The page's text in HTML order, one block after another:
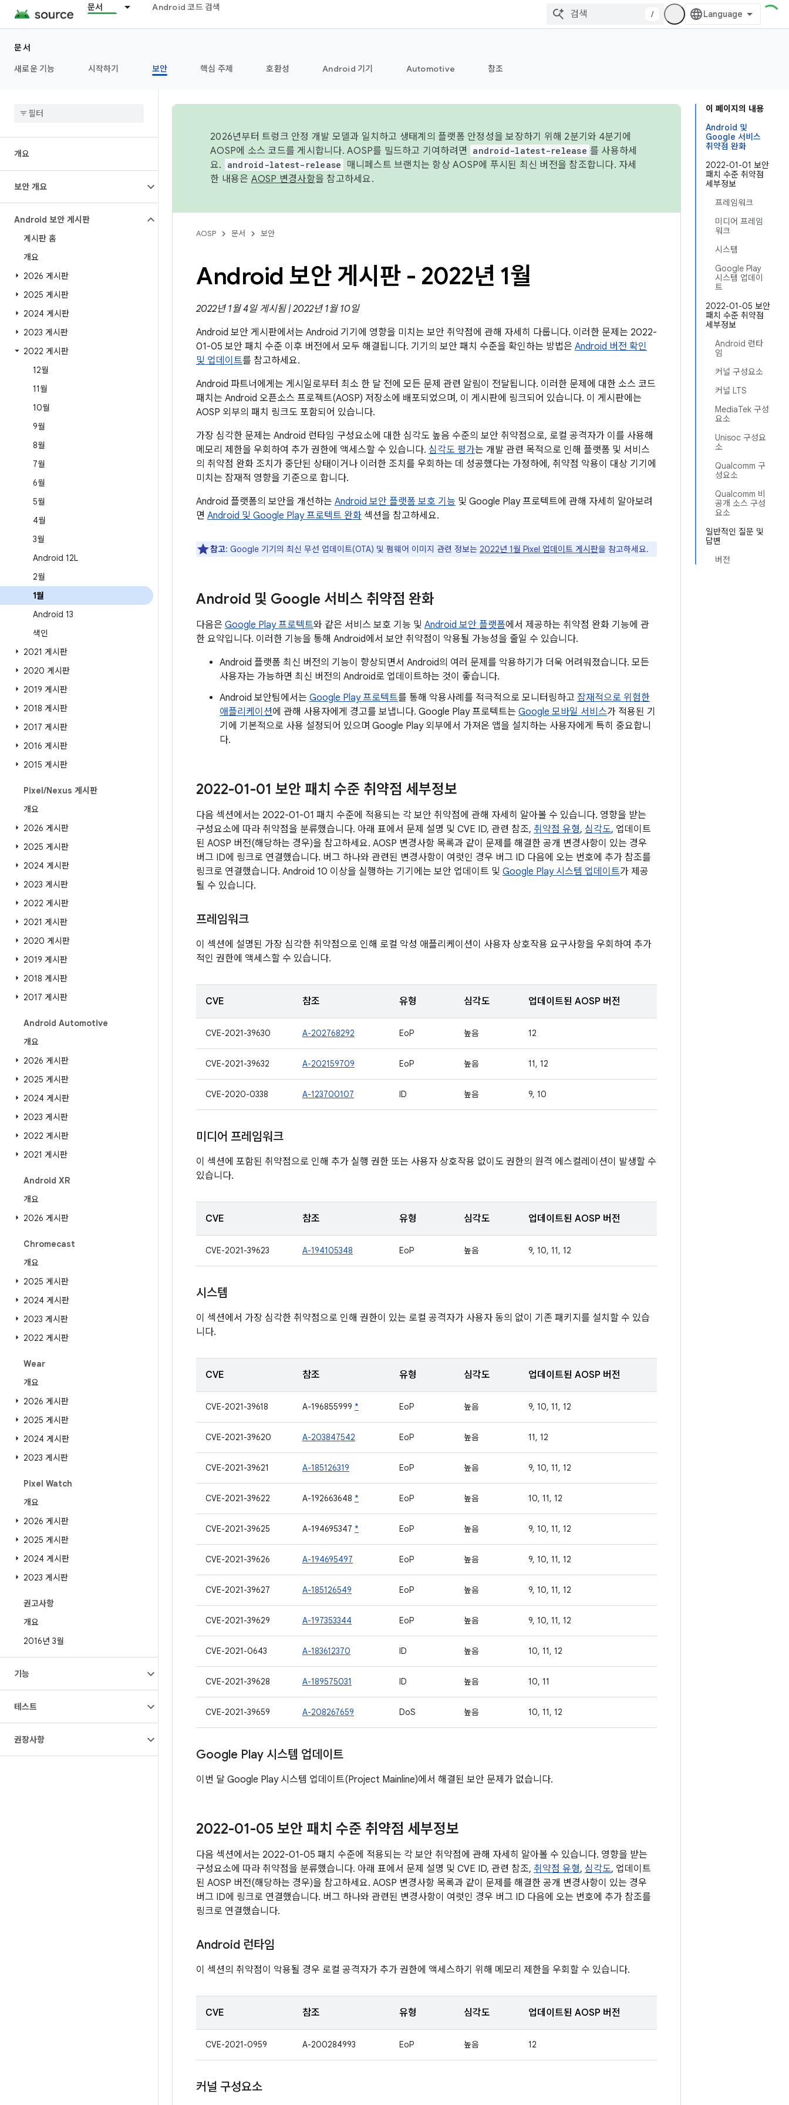
문서 Android 코드 검색
/
문서
새로운 기능
시작하기 보안 핵심 주제 호환성 Android 기기 Automotive 참조
개요
보안 개요
Android 보안 게시판
게시판 홈
개요
2026 게시판
2025 게시판
2024 게시판
2023 게시판
2022 게시판
12월
11월
10월
9월
8월
7월
6월
5월
4월
3월
Android 12L
2월
1월
Android 13
색인
2021 게시판
2020 게시판
2019 게시판
2018 게시판
2017 게시판
2016 게시판
2015 게시판
Pixel/Nexus 게시판
개요
2026 게시판
2025 게시판
2024 게시판
2023 게시판
2022 게시판
2021 게시판
2020 게시판
2019 게시판
2018 게시판
2017 게시판
Android Automotive
개요
2026 게시판
2025 게시판
2024 게시판
2023 게시판
2022 게시판
2021 게시판
Android XR
개요
2026 게시판
Chromecast
개요
2025 게시판
2024 게시판
2023 게시판
2022 게시판
Wear
개요
2026 게시판
2025 게시판
2024 게시판
2023 게시판
Pixel Watch
개요
2026 게시판
2025 게시판
2024 게시판
2023 게시판
권고사항
개요
2016년 3월
기능
테스트
권장사항
이 페이지의 내용
Android 및
Google 서비스
취약점 완화
2022-01-01 보안
패치 수준 취약점
세부정보
프레임워크
미디어 프레임
워크
시스템
Google Play
시스템 업데이
트
2022-01-05 보안
패치 수준 취약점
세부정보
Android 런타
임
커널 구성요소
커널 LTS
MediaTek 구성
요소
Unisoc 구성요
소
Qualcomm 구
성요소
Qualcomm 비
공개 소스 구성
요소
일반적인 질문 및
답변
버전
2026년부터 트렁크 안정 개발 모델과 일치하고 생태계의 플랫폼 안정성을 보장하기 위해 2분기와 4분기에
AOSP에 소스 코드를 게시합니다. AOSP를 빌드하고 기여하려면
android-latest-release 를 사용하세
요.
android-latest-release
매니페스트 브랜치는 항상 AOSP에 푸시된 최신 버전을 참조합니다. 자세
한 내용은 AOSP 변경사항을 참고하세요.
AOSP 문서 보안
Android 보안 게시판 - 2022년 1월
2022년 1월 4일 게시됨 | 2022년 1월 10일
Android 보안 게시판에서는 Android 기기에 영향을 미치는 보안 취약점에 관해 자세히 다룹니다. 이러한 문제는 2022-
01-05 보안 패치 수준 이후 버전에서 모두 해결됩니다. 기기의 보안 패치 수준을 확인하는 방법은 Android 버전 확인
및 업데이트를 참고하세요.
Android 파트너에게는 게시일로부터 최소 한 달 전에 모든 문제 관련 알림이 전달됩니다. 이러한 문제에 대한 소스 코드
패치는 Android 오픈소스 프로젝트(AOSP) 저장소에 배포되었으며, 이 게시판에 링크되어 있습니다. 이 게시판에는
AOSP 외부의 패치 링크도 포함되어 있습니다.
가장 심각한 문제는 Android 런타임 구성요소에 대한 심각도 높음 수준의 보안 취약점으로, 로컬 공격자가 이를 사용해
메모리 제한을 우회하여 추가 권한에 액세스할 수 있습니다. 심각도 평가는 개발 관련 목적으로 인해 플랫폼 및 서비스
의 취약점 완화 조치가 중단된 상태이거나 이러한 조치를 우회하는 데 성공했다는 가정하에, 취약점 악용이 대상 기기에
미치는 잠재적 영향을 기준으로 합니다.
Android 플랫폼의 보안을 개선하는 Android 보안 플랫폼 보호 기능 및 Google Play 프로텍트에 관해 자세히 알아보려
면 Android 및 Google Play 프로텍트 완화 섹션을 참고하세요.
참고: Google 기기의 최신 무선 업데이트(OTA) 및 펌웨어 이미지 관련 정보는 2022년 1월 Pixel 업데이트 게시판을 참고하세요.
Android 및 Google 서비스 취약점 완화
다음은 Google Play 프로텍트와 같은 서비스 보호 기능 및 Android 보안 플랫폼에서 제공하는 취약점 완화 기능에 관
한 요약입니다. 이러한 기능을 통해 Android에서 보안 취약점이 악용될 가능성을 줄일 수 있습니다.
Android 플랫폼 최신 버전의 기능이 향상되면서 Android의 여러 문제를 악용하기가 더욱 어려워졌습니다. 모든
사용자는 가능하면 최신 버전의 Android로 업데이트하는 것이 좋습니다.
Android 보안팀에서는 Google Play 프로텍트를 통해 악용사례를 적극적으로 모니터링하고 잠재적으로 위험한
애플리케이션에 관해 사용자에게 경고를 보냅니다. Google Play 프로텍트는 Google 모바일 서비스가 적용된 기
기에 기본적으로 사용 설정되어 있으며 Google Play 외부에서 가져온 앱을 설치하는 사용자에게 특히 중요합니
다.
2022-01-01 보안 패치 수준 취약점 세부정보
다음 섹션에서는 2022-01-01 패치 수준에 적용되는 각 보안 취약점에 관해 자세히 알아볼 수 있습니다. 영향을 받는
구성요소에 따라 취약점을 분류했습니다. 아래 표에서 문제 설명 및 CVE ID, 관련 참조, 취약점 유형, 심각도, 업데이트
된 AOSP 버전(해당하는 경우)을 참고하세요. AOSP 변경사항 목록과 같이 문제를 해결한 공개 변경사항이 있는 경우
버그 ID에 링크로 연결했습니다. 버그 하나와 관련된 변경사항이 여럿인 경우 버그 ID 다음에 오는 번호에 추가 참조를
링크로 연결했습니다. Android 10 이상을 실행하는 기기에는 보안 업데이트 및 Google Play 시스템 업데이트가 제공
될 수 있습니다.
프레임워크
이 섹션에 설명된 가장 심각한 취약점으로 인해 로컬 악성 애플리케이션이 사용자 상호작용 요구사항을 우회하여 추가
적인 권한에 액세스할 수 있습니다.
CVE 참조 유형 심각도 업데이트된 AOSP 버전
CVE-2021-39630 A-202768292 EoP 높음 12
CVE-2021-39632 A-202159709 EoP 높음 11, 12
CVE-2020-0338 A-123700107 ID 높음 9, 10
미디어 프레임워크
이 섹션에 포함된 취약점으로 인해 추가 실행 권한 또는 사용자 상호작용 없이도 권한의 원격 에스컬레이션이 발생할 수
있습니다.
CVE 참조 유형 심각도 업데이트된 AOSP 버전
CVE-2021-39623 A-194105348 EoP 높음 9, 10, 11, 12
시스템
이 섹션에서 가장 심각한 취약점으로 인해 권한이 있는 로컬 공격자가 사용자 동의 없이 기존 패키지를 설치할 수 있습
니다.
CVE 참조 유형 심각도 업데이트된 AOSP 버전
CVE-2021-39618 A-196855999 * EoP 높음 9, 10, 11, 12
CVE-2021-39620 A-203847542 EoP 높음 11, 12
CVE-2021-39621 A-185126319 EoP 높음 9, 10, 11, 12
CVE-2021-39622 A-192663648 * EoP 높음 10, 11, 12
CVE-2021-39625 A-194695347 * EoP 높음 9, 10, 11, 12
CVE-2021-39626 A-194695497 EoP 높음 9, 10, 11, 12
CVE-2021-39627 A-185126549 EoP 높음 9, 10, 11, 12
CVE-2021-39629 A-197353344 EoP 높음 9, 10, 11, 12
CVE-2021-0643 A-183612370 ID 높음 10, 11, 12
CVE-2021-39628 A-189575031 ID 높음 10, 11
CVE-2021-39659 A-208267659 DoS 높음 10, 11, 12
Google Play 시스템 업데이트
이번 달 Google Play 시스템 업데이트(Project Mainline)에서 해결된 보안 문제가 없습니다.
2022-01-05 보안 패치 수준 취약점 세부정보
다음 섹션에서는 2022-01-05 패치 수준에 적용되는 각 보안 취약점에 관해 자세히 알아볼 수 있습니다. 영향을 받는
구성요소에 따라 취약점을 분류했습니다. 아래 표에서 문제 설명 및 CVE ID, 관련 참조, 취약점 유형, 심각도, 업데이트
된 AOSP 버전(해당하는 경우)을 참고하세요. AOSP 변경사항 목록과 같이 문제를 해결한 공개 변경사항이 있는 경우
버그 ID에 링크로 연결했습니다. 버그 하나와 관련된 변경사항이 여럿인 경우 버그 ID 다음에 오는 번호에 추가 참조를
링크로 연결했습니다.
Android 런타임
이 섹션의 취약점이 악용될 경우 로컬 공격자가 추가 권한에 액세스하기 위해 메모리 제한을 우회할 수 있습니다.
CVE 참조 유형 심각도 업데이트된 AOSP 버전
CVE-2021-0959 A-200284993 EoP 높음 12
커널 구성요소